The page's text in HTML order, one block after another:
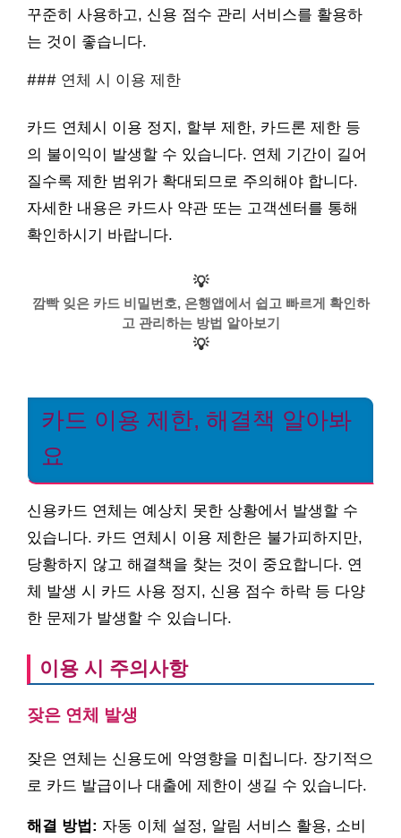
꾸준히 사용하고, 신용 점수 관리 서비스를 활용하
는 것이 좋습니다.
### 연체 시 이용 제한
카드 연체시 이용 정지, 할부 제한, 카드론 제한 등
의 불이익이 발생할 수 있습니다. 연체 기간이 길어
질수록 제한 범위가 확대되므로 주의해야 합니다.
자세한 내용은 카드사 약관 또는 고객센터를 통해
확인하시기 바랍니다.
💡
깜빡 잊은 카드 비밀번호, 은행앱에서 쉽고 빠르게 확인하
고 관리하는 방법 알아보기
💡
카드 이용 제한, 해결책 알아봐
요
신용카드 연체는 예상치 못한 상황에서 발생할 수
있습니다. 카드 연체시 이용 제한은 불가피하지만,
당황하지 않고 해결책을 찾는 것이 중요합니다. 연
체 발생 시 카드 사용 정지, 신용 점수 하락 등 다양
한 문제가 발생할 수 있습니다.
이용 시 주의사항
잦은 연체 발생
잦은 연체는 신용도에 악영향을 미칩니다. 장기적으
로 카드 발급이나 대출에 제한이 생길 수 있습니다.
해결 방법: 자동 이체 설정, 알림 서비스 활용, 소비